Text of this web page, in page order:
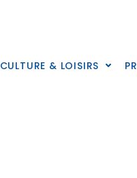
CULTURE & LOISIRS